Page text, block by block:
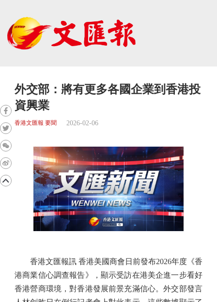
外交部：將有更多各國企業到香港投
資興業
香港文匯報 要聞 2026-02-06
香港文匯報訊 香港美國商會日前發布2026年度《香
港商業信心調查報告》，顯示受訪在港美企進一步看好
香港營商環境，對香港發展前景充滿信心。外交部發言